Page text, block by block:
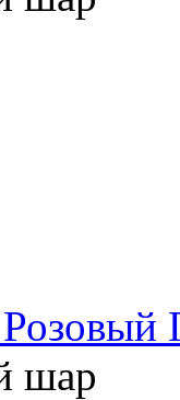
Розовый
шар